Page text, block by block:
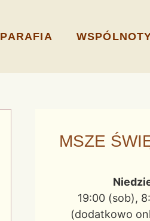
PARAFIA
MSZE
19:00 (sob),
(dodatkowo